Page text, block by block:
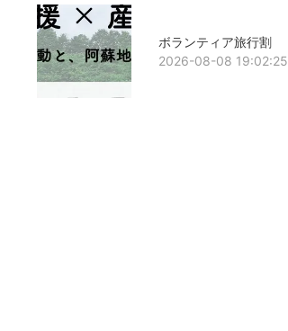
ボランティア旅行割
2026-08-08 19:02:25